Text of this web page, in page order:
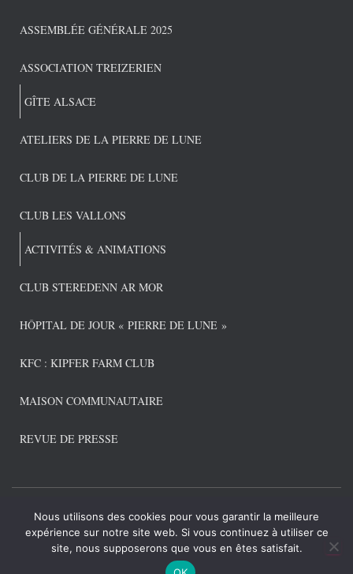
ASSEMBLÉE GÉNÉRALE 2025
ASSOCIATION TREIZERIEN
GÎTE ALSACE
ATELIERS DE LA PIERRE DE LUNE
CLUB DE LA PIERRE DE LUNE
CLUB LES VALLONS
ACTIVITÉS & ANIMATIONS
CLUB STEREDENN AR MOR
HÔPITAL DE JOUR « PIERRE DE LUNE »
KFC : KIPFER FARM CLUB
MAISON COMMUNAUTAIRE
REVUE DE PRESSE
CONNEXION ADMIN POLITIQUE DE CONFIDENTIALITÉ
Hestia | Développé par
Nous utilisons des cookies pour vous garantir la meilleure
expérience sur notre site web. Si vous continuez à utiliser ce
site, nous supposerons que vous en êtes satisfait.